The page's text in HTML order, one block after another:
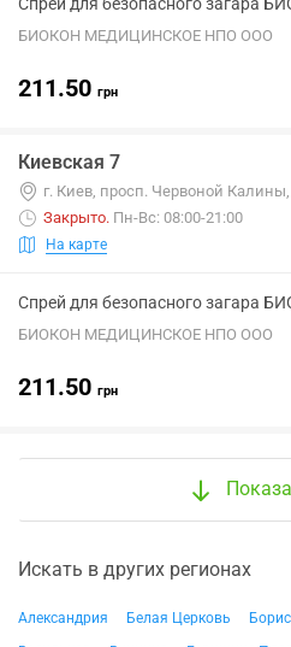
БИОКОН МЕДИЦИНСКОЕ НПО ООО
211.50 грн
Киевская 7
г. Киев, просп. Червоной
Закрыто. Пн-Вс: 08:00-21:00
На карте
Спрей для безопасного загара
БИОКОН МЕДИЦИНСКОЕ НПО ООО
211.50 грн
Искать в других регионах
Александрия Белая Церковь